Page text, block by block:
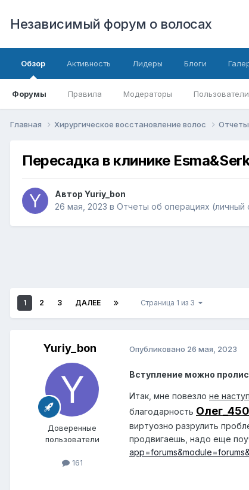
Независимый форум о волосах
Обзор
Форумы Правила Модераторы
Активность Лидеры Блоги
Главная Хирургическое восстановление волос Отчеты
Пересадка в клинике
Автор Yuriy_bon
26 мая, 2023 в Отчеты об операциях (личный
1 2 3 ДАЛЕЕ Страница 1 из 3
Yuriy_bon
Доверенные
пользователи
161
Опубликовано 26 мая, 2023
Вступление можно
Итак, мне повезло не
благодарность
виртуозно разрулить
продвигаешь, надо еще